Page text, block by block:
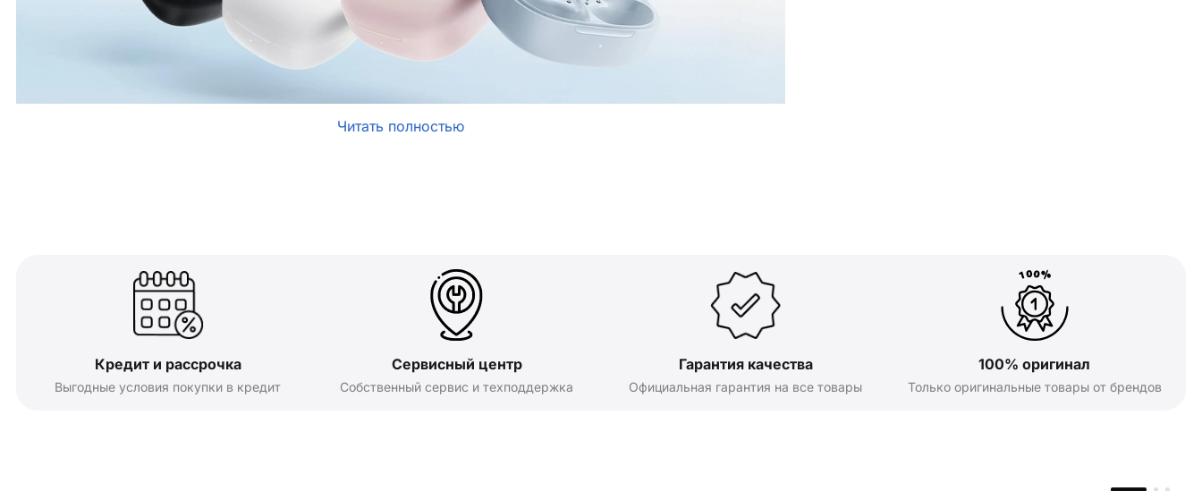
Читать полностью
Кредит и рассрочка
Выгодные условия покупки в кредит
Сервисный центр
Собственный сервис и техподдержка
Гарантия качества
Официальная гарантия на все товары
100% оригинал
Только оригинальные товары от брендов